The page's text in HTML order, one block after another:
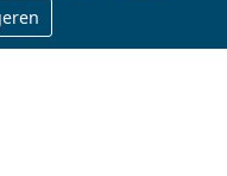
door Lentiamo s.r.o.,
voor jou.